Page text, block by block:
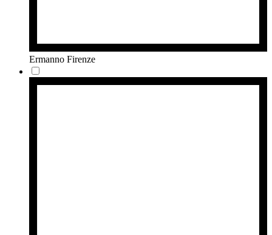
Ermanno Firenze